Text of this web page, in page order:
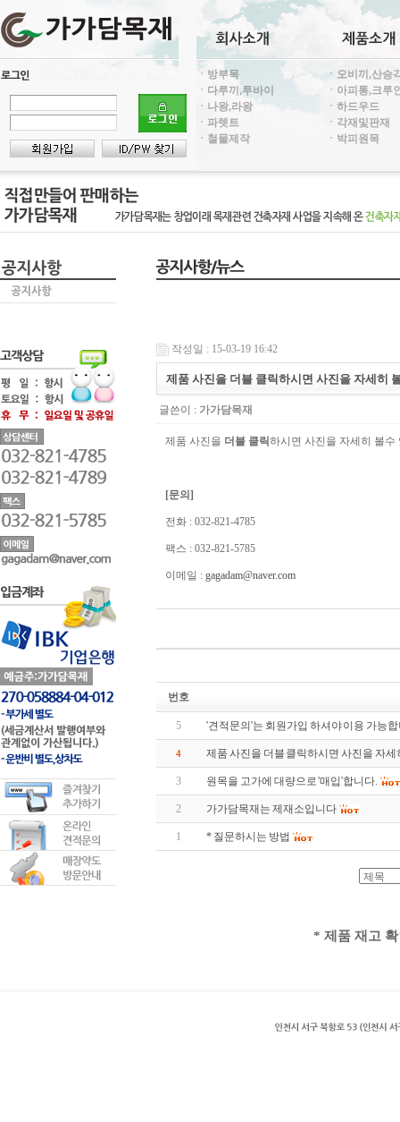
ㆍ방부목
ㆍ오비끼,산승
ㆍ다루끼,투바이
ㆍ아피통,크루
ㆍ나왕,라왕
ㆍ하드우드
ㆍ파렛트
ㆍ각재및판재
ㆍ철물제작
ㆍ박피원목
작성일 : 15-03-19 16:42
제품 사진을 더블 클릭하시면 사진을 자세히
글쓴이 : 가가담목재
제품 사진을 더블 클릭하시면 사진을 자세히 볼수
[문의]
전화 : 032-821-4785
팩스 : 032-821-5785
이메일 : gagadam@naver.com
번호
5 '견적문의'는 회원가입 하셔야 이용 가능
4 제품 사진을 더블 클릭하시면 사진을 자세
3 원목을 고가에 대량으로 '매입'합니다.
2 가가담목재는 제재소입니다
1 * 질문하시는 방법
* 제품 재고